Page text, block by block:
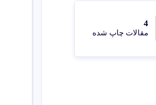
4
مقالات چاپ شده